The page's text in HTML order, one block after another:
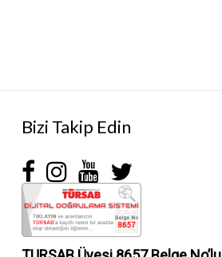
Bizi Takip Edin